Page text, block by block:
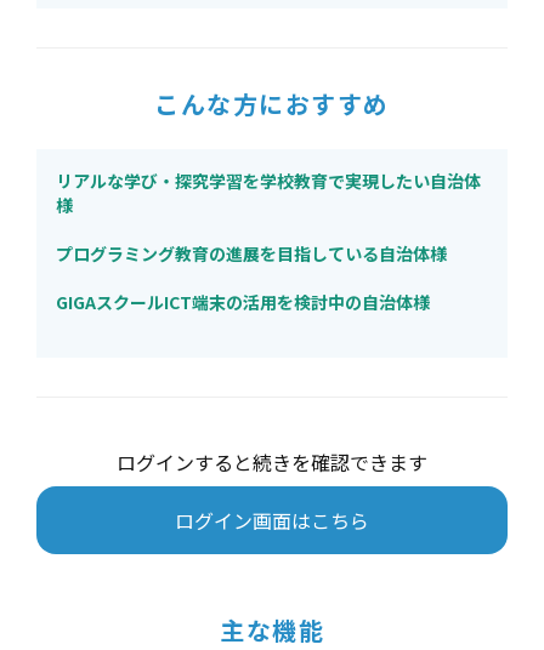
こんな方におすすめ
リアルな学び・探究学習を学校教育で実現したい自治体
様
プログラミング教育の進展を目指している自治体様
GIGAスクールICT端末の活用を検討中の自治体様
ログインすると続きを確認できます
ログイン画面はこちら
主な機能